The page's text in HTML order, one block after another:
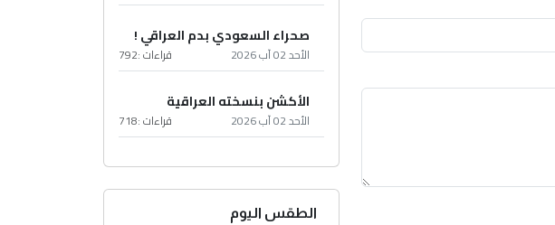
صحراء السعودي بدم العراقي !
الأحد 02 آب 2026 قراءات :792
الأكشن بنسخته العراقية
الأحد 02 آب 2026 قراءات :718
الطقس اليوم